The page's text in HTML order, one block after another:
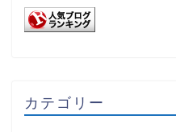
カテゴリー